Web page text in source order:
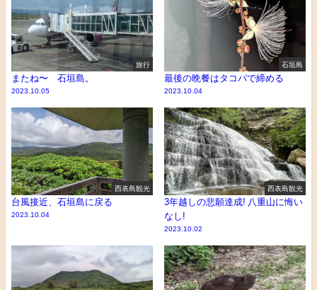
旅行
またね〜 石垣島。
2023.10.05
石垣島
最後の晩餐はタコパで締める
2023.10.04
西表島観光
台風接近、石垣島に戻る
2023.10.04
西表島観光
3年越しの悲願達成! 八重山に悔い
なし!
2023.10.02